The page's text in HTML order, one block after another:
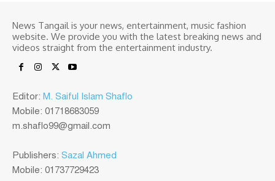
News Tangail is your news, entertainment, music fashion
website. We provide you with the latest breaking news and
videos straight from the entertainment industry.
Editor: M. Saiful Islam Shaflo
Mobile: 01718683059
m.shaflo99@gmail.com
Publishers: Sazal Ahmed
Mobile: 01737729423